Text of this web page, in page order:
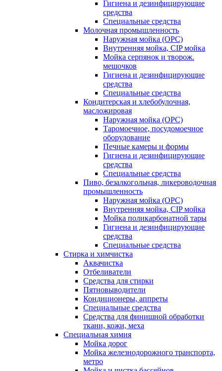
Гигиена и дезинфицирующие
средства
Специальные средства
Молочная промышленность
Наружная мойка (ОРС)
Внутренняя мойка, CIP мойка
Мойка серпянок и творож.
мешочков
Гигиена и дезинфицирующие
средства
Специальные средства
Кондитерская и хлебобулочная,
масложировая
Наружная мойка (ОРС)
Таромоечное, посудомоечное
оборудование
Печные камеры и формы
Гигиена и дезинфицирующие
средства
Специальные средства
Пиво, безалкогольная, ликероводочная
промышленность
Наружная мойка (ОРС)
Внутренняя мойка, CIP мойка
Мойка поликарбонатной тары
Гигиена и дезинфицирующие
средства
Специальные средства
Стирка и химчистка
Аквачистка
Отбеливатели
Средства для стирки
Пятновыводители
Кондиционеры, аппреты
Специальные средства
Средства для финишной обработки
ткани, кожи, меха
Специальная химия
Мойка дорог
Мойка железнодорожного транспорта,
метро